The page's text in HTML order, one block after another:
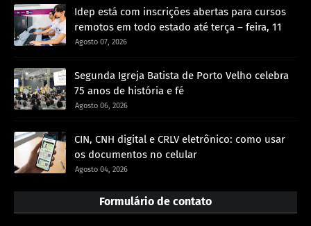
Idep está com inscrições abertas para cursos
remotos em todo estado até terça – feira, 11
Agosto 07, 2026
Segunda Igreja Batista de Porto Velho celebra
75 anos de história e fé
Agosto 06, 2026
CIN, CNH digital e CRLV eletrônico: como usar
os documentos no celular
Agosto 04, 2026
Formulário de contato